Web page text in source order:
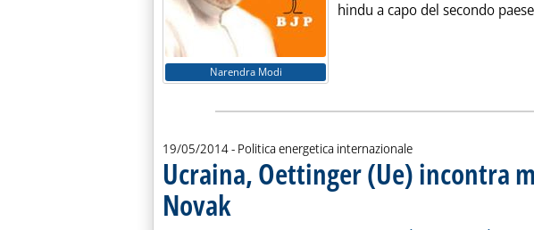
Narendra Modi
hindu a capo del secondo
19/05/2014- Politica energetica internazionale
Ucraina, Oettinger (Ue) incontra
Novak. Sottotitolo: Prossimo incontro a tre Ue, Russia, Ucraina il 26 maggio,
. Pubblicata lunedì 19 maggio 2014 alle 17.44.